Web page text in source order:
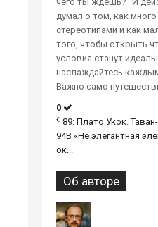
думал о том, как
стереотипами и как
того, чтобы открыть
условия станут
наслаждайтесь
Важно само
0
89: Плато Укок.
94В «Не элегантная
ок...
Об авторе